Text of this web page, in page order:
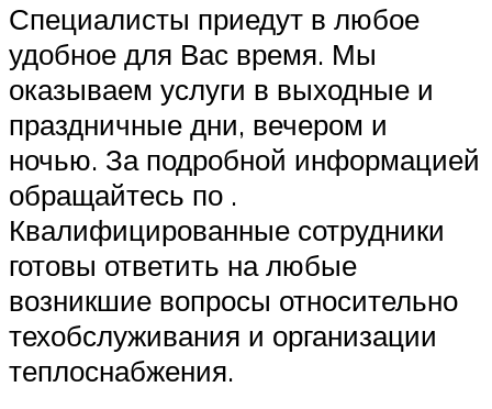
Специалисты приедут в любое
удобное для Вас время. Мы
оказываем услуги в выходные и
праздничные дни, вечером и
ночью. За подробной информацией
обращайтесь по .
Квалифицированные сотрудники
готовы ответить на любые
возникшие вопросы относительно
техобслуживания и организации
теплоснабжения.